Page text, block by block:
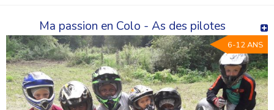
Ma passion en Colo - As des pilotes
6-12 ANS